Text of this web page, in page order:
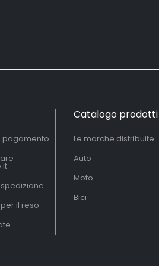
pagamento
il reso
Catalogo prodotti
Le marche distribuite
Auto
Moto
Bici